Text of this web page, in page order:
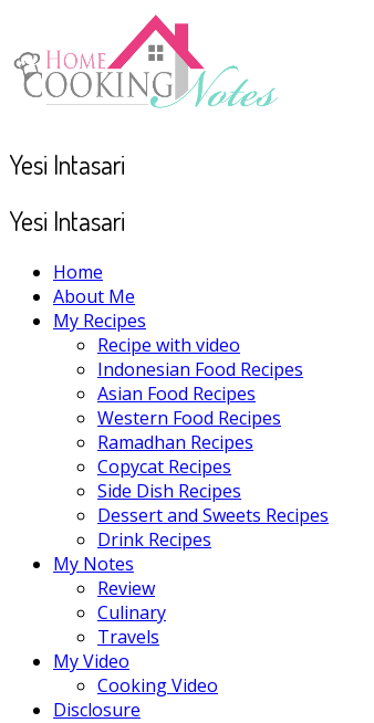
Yesi Intasari
Yesi Intasari
Home
About Me
My Recipes
Recipe with video
Indonesian Food Recipes
Asian Food Recipes
Western Food Recipes
Ramadhan Recipes
Copycat Recipes
Side Dish Recipes
Dessert and Sweets Recipes
Drink Recipes
My Notes
Review
Culinary
Travels
My Video
Cooking Video
Disclosure